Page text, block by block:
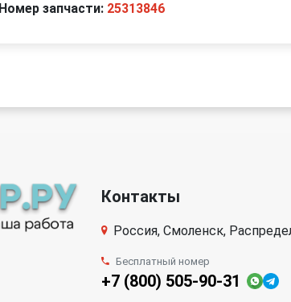
Номер запчасти: 25313846
Контакты
Россия, Смоленск,
Бесплатный номер
+7 (800) 505-90-31